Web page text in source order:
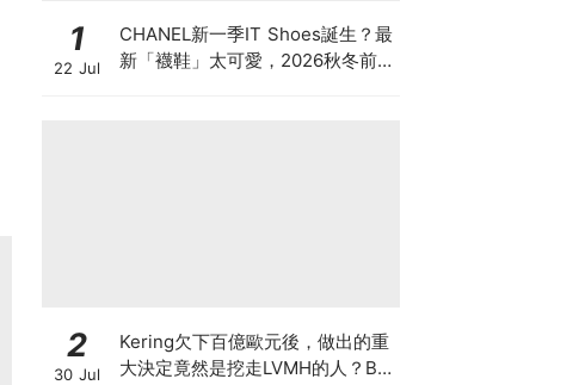
1
22 Jul
CHANEL新一季IT Shoes誕生？最
新「襪鞋」太可愛，2026秋冬前
2
30 Jul
Kering欠下百億歐元後，做出的重
大決定竟然是挖走LVMH的人？BV